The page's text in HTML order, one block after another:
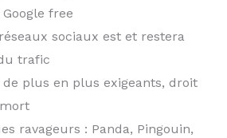
free
sociaux est et restera
trafic
plus en plus exigeants, droit
ravageurs : Panda, Pingouin,